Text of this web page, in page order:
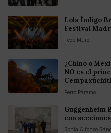
Lola Índigo
Festival
Fede Muro
¿Chino o
NO es el
Cempaxúchitl
Perro Páramo
Guggenheim
con
Sonia Alfonso